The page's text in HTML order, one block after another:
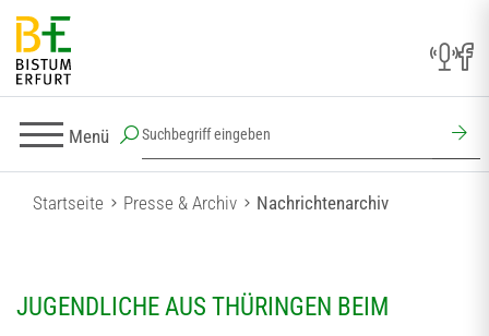
Menü
Startseite Presse & Archiv Nachrichtenarchiv
JUGENDLICHE AUS THÜRINGEN BEIM